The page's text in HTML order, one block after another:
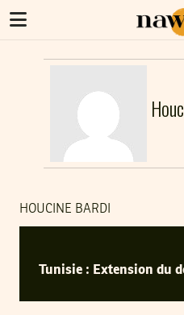
HOUCINE BARDI
Tunisie : Extension du